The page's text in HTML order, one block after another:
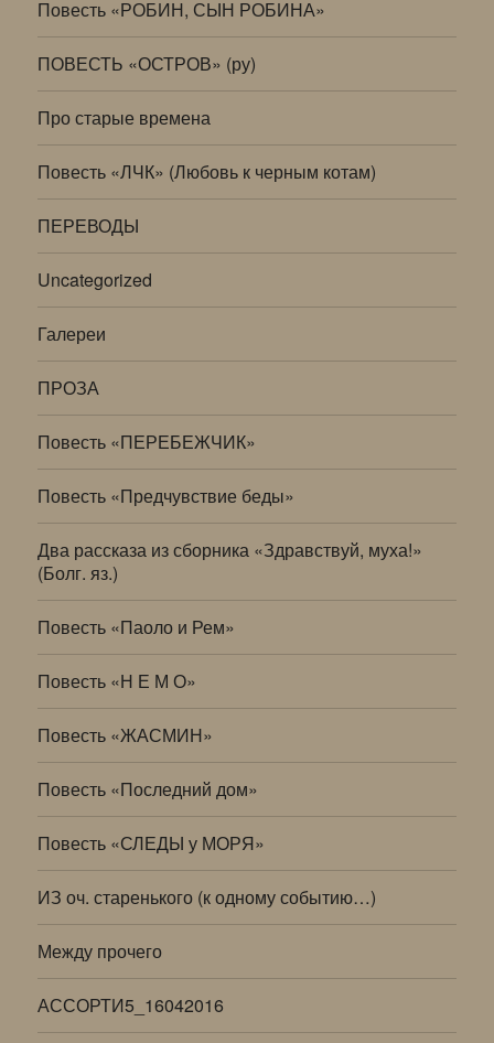
Повесть «РОБИН, СЫН РОБИНА»
ПОВЕСТЬ «ОСТРОВ» (ру)
Про старые времена
Повесть «ЛЧК» (Любовь к черным котам)
ПЕРЕВОДЫ
Uncategorized
Галереи
ПРОЗА
Повесть «ПЕРЕБЕЖЧИК»
Повесть «Предчувствие беды»
Два рассказа из сборника «Здравствуй, муха!»
(Болг. яз.)
Повесть «Паоло и Рем»
Повесть «Н Е М О»
Повесть «ЖАСМИН»
Повесть «Последний дом»
Повесть «СЛЕДЫ у МОРЯ»
ИЗ оч. старенького (к одному событию…)
Между прочего
АССОРТИ5_16042016